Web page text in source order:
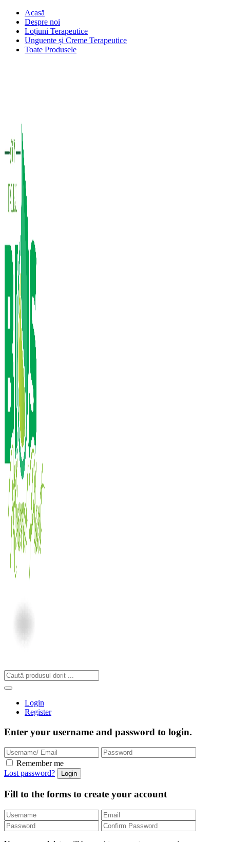
Acasă
Despre noi
Loțiuni Terapeutice
Unguente și Creme Terapeutice
Toate Produsele
Login
Register
Enter your username and password to login.
Remember me
Lost password?
Fill to the forms to create your account